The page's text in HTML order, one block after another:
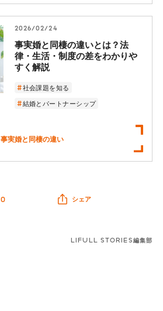
2026/02/24
事実婚と同棲の違いとは？法
律・生活・制度の差をわかりや
すく解説
社会課題を知る
結婚とパートナーシップ
事実婚と同棲の違い
0 シェア
LIFULL STORIES編集部